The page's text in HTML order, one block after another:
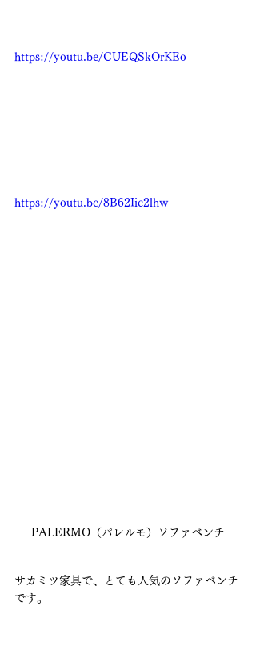
https://youtu.be/CUEQSkOrKEo
https://youtu.be/8B62Iic2lhw
PALERMO（パレルモ）ソファベンチ
サカミツ家具で、とても人気のソファベンチ
です。